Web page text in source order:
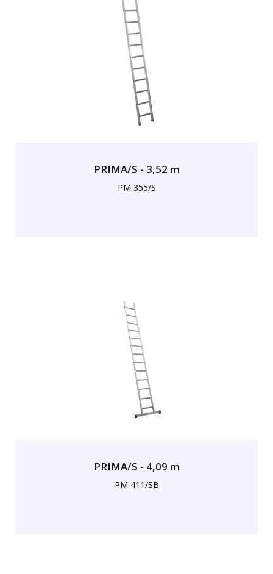
PRIMA/S - 3,52 m
PM 355/S
PRIMA/S - 4,09 m
PM 411/SB